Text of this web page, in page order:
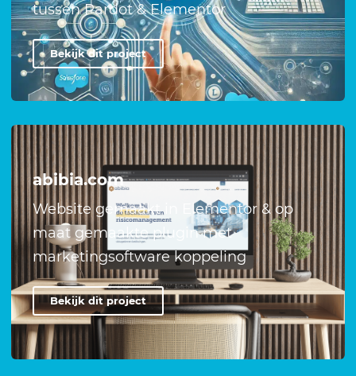
tussen Pardot & Elementor
Bekijk dit project
abibia.com
Website gemaakt in Elementor & op
maat gemaakte plugin met
marketingsoftware koppeling
Bekijk dit project